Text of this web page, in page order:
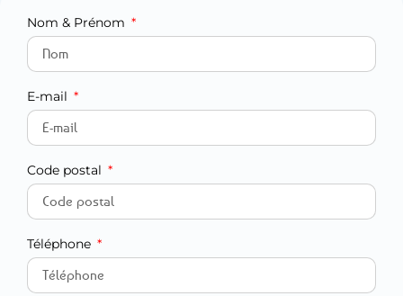
Nom & Prénom
E-mail
Code postal
Téléphone